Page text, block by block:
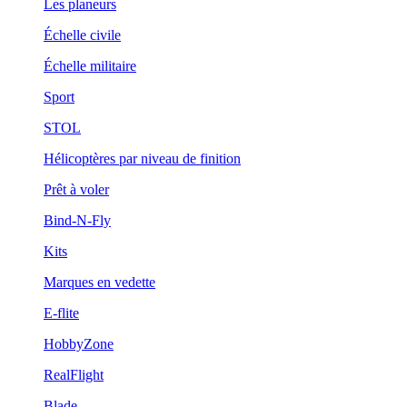
Les planeurs
Échelle civile
Échelle militaire
Sport
STOL
Hélicoptères par niveau de finition
Prêt à voler
Bind-N-Fly
Kits
Marques en vedette
E-flite
HobbyZone
RealFlight